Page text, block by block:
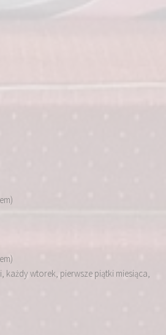
każdy wtorek, pierwsze piątki miesiąca,